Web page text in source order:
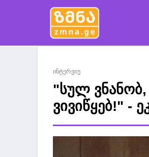
ინტერვიუ
"სულ ვნანობ,
ვივიწყებ!" -